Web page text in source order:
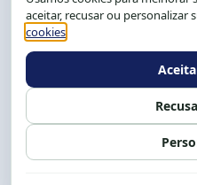
Tel.: (71) 2104-5457,
Expediente: 8h
Siga nossas redes